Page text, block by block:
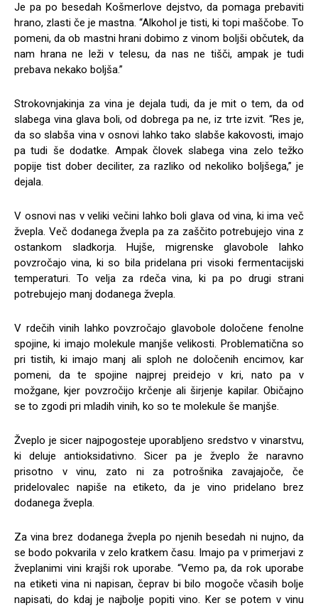
Je pa po besedah Košmerlove dejstvo, da pomaga prebaviti
hrano, zlasti če je mastna. “Alkohol je tisti, ki topi maščobe. To
pomeni, da ob mastni hrani dobimo z vinom boljši občutek, da
nam hrana ne leži v telesu, da nas ne tišči, ampak je tudi
prebava nekako boljša.”
Strokovnjakinja za vina je dejala tudi, da je mit o tem, da od
slabega vina glava boli, od dobrega pa ne, iz trte izvit. “Res je,
da so slabša vina v osnovi lahko tako slabše kakovosti, imajo
pa tudi še dodatke. Ampak človek slabega vina zelo težko
popije tist dober deciliter, za razliko od nekoliko boljšega,” je
dejala.
V osnovi nas v veliki večini lahko boli glava od vina, ki ima več
žvepla. Več dodanega žvepla pa za zaščito potrebujejo vina z
ostankom sladkorja. Hujše, migrenske glavobole lahko
povzročajo vina, ki so bila pridelana pri visoki fermentacijski
temperaturi. To velja za rdeča vina, ki pa po drugi strani
potrebujejo manj dodanega žvepla.
V rdečih vinih lahko povzročajo glavobole določene fenolne
spojine, ki imajo molekule manjše velikosti. Problematična so
pri tistih, ki imajo manj ali sploh ne določenih encimov, kar
pomeni, da te spojine najprej preidejo v kri, nato pa v
možgane, kjer povzročijo krčenje ali širjenje kapilar. Običajno
se to zgodi pri mladih vinih, ko so te molekule še manjše.
Žveplo je sicer najpogosteje uporabljeno sredstvo v vinarstvu,
ki deluje antioksidativno. Sicer pa je žveplo že naravno
prisotno v vinu, zato ni za potrošnika zavajajoče, če
pridelovalec napiše na etiketo, da je vino pridelano brez
dodanega žvepla.
Za vina brez dodanega žvepla po njenih besedah ni nujno, da
se bodo pokvarila v zelo kratkem času. Imajo pa v primerjavi z
žveplanimi vini krajši rok uporabe. “Vemo pa, da rok uporabe
na etiketi vina ni napisan, čeprav bi bilo mogoče včasih bolje
napisati, do kdaj je najbolje popiti vino. Ker se potem v vinu